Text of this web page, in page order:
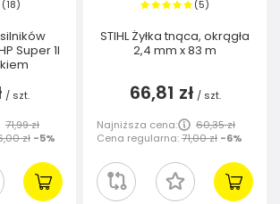
(18)
Super 1l
/ szt.
71,99 zł
zł -5%
(5)
STIHL Żyłka tnąca, okrągła
2,4 mm x 83 m
66,81 zł / szt.
Najniższa cena:
60,35 zł
Cena regularna:71,00 zł -6%